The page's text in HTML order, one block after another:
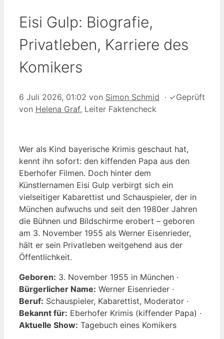
Eisi Gulp: Biografie,
Privatleben, Karriere des
Komikers
6 Juli 2026, 01:02 von Simon Schmid · ✓Geprüft
von Helena Graf, Leiter Faktencheck
Wer als Kind bayerische Krimis geschaut hat,
kennt ihn sofort: den kiffenden Papa aus den
Eberhofer Filmen. Doch hinter dem
Künstlernamen Eisi Gulp verbirgt sich ein
vielseitiger Kabarettist und Schauspieler, der in
München aufwuchs und seit den 1980er Jahren
die Bühnen und Bildschirme erobert – geboren
am 3. November 1955 als Werner Eisenrieder,
hält er sein Privatleben weitgehend aus der
Öffentlichkeit.
Geboren: 3. November 1955 in München ·
Bürgerlicher Name: Werner Eisenrieder ·
Beruf: Schauspieler, Kabarettist, Moderator ·
Bekannt für: Eberhofer Krimis (kiffender Papa) ·
Aktuelle Show: Tagebuch eines Komikers